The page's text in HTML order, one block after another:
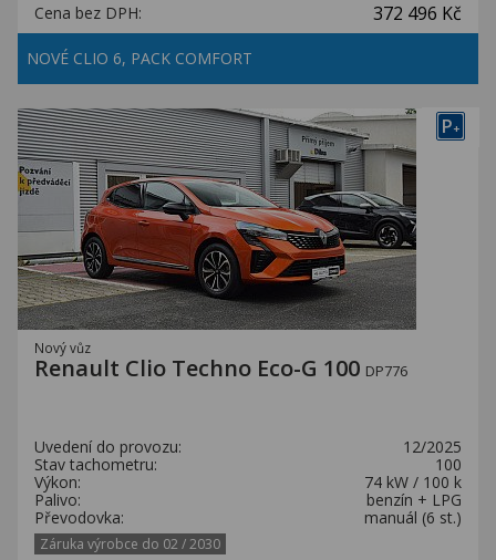
Cena bez DPH: 372 496 Kč
NOVÉ CLIO 6, PACK COMFORT
P+
Nový vůz
Renault Clio Techno Eco-G 100 DP776
Uvedení do provozu:
12/2025
Stav tachometru:
100
Výkon:
74 kW / 100 k
Palivo:
benzín + LPG
Převodovka:
manuál (6 st.)
Záruka výrobce do 02 / 2030